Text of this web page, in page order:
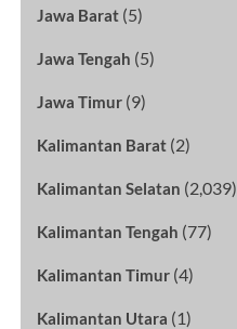
Jawa Barat(5)
Jawa Tengah (5)
Jawa Timur(9)
Kalimantan Barat(2)
Kalimantan Selatan (2,039)
Kalimantan Tengah (77)
Kalimantan Timur(4)
Kalimantan Utara (1)